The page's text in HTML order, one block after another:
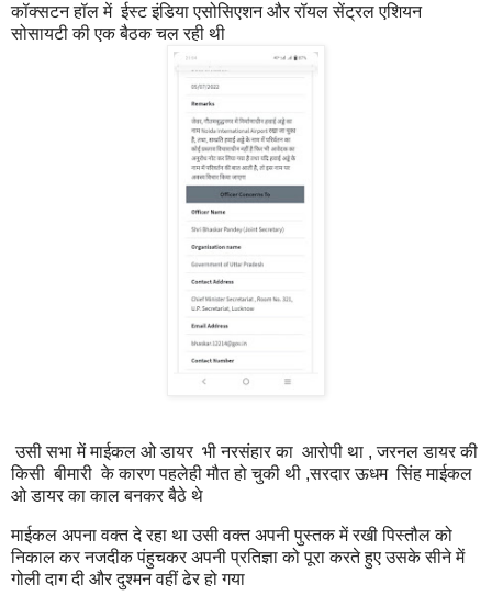
कॉक्सटन हॉल में ईस्ट इंडिया एसोसिएशन और रॉयल सेंट्रल एशियन
सोसायटी की एक बैठक चल रही थी
उसी सभा में माईकल ओ डायर भी नरसंहार का आरोपी था , जरनल डायर की
किसी बीमारी के कारण पहलेही मौत हो चुकी थी ,सरदार ऊधम सिंह माईकल
ओ डायर का काल बनकर बैठे थे
माईकल अपना वक्त दे रहा था उसी वक्त अपनी पुस्तक में रखी पिस्तौल को
निकाल कर नजदीक पंहुचकर अपनी प्रतिज्ञा को पूरा करते हुए उसके सीने में
गोली दाग दी और दुश्मन वहीं ढेर हो गया